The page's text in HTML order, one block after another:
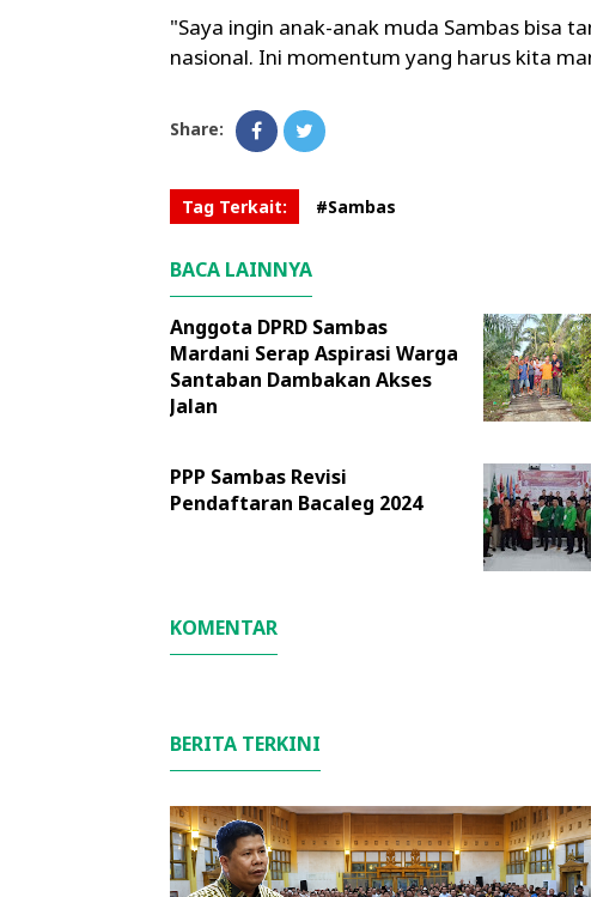
"Saya ingin anak-anak muda Sambas bisa
nasional. Ini momentum yang harus kita
Share:
Tag Terkait: #Sambas
BACA LAINNYA
Anggota DPRD Sambas
Mardani Serap Aspirasi Warga
Santaban Dambakan Akses
Jalan
PPP Sambas Revisi
Pendaftaran Bacaleg 2024
KOMENTAR
BERITA TERKINI